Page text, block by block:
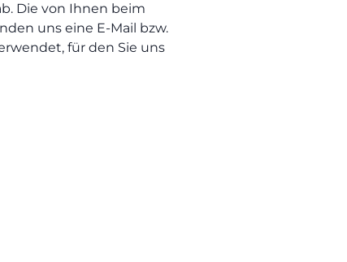
Die von Ihnen beim
uns eine E-Mail bzw.
für den Sie uns